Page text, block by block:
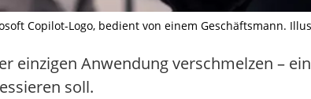
Copilot-Logo, bedient von einem Geschäftsmann.
einzigen Anwendung verschmelzen –
soll.